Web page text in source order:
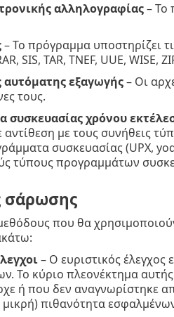
αλληλογραφίας– Το
– Το πρόγραμμα υποστηρίζει
SIS, TAR, TNEF, UUE, WISE,
αυτόματης εξαγωγής– Οι
τους.
συσκευασίας χρόνου
αντίθεση με τους συνήθεις
συσκευασίας (UPX,
τύπους προγραμμάτων
σάρωσης
μεθόδους που θα
– Ο ευριστικός έλεγχος
Το κύριο πλεονέκτημα αυτής
ή που δεν αναγνωρίστηκε
μικρή) πιθανότητα